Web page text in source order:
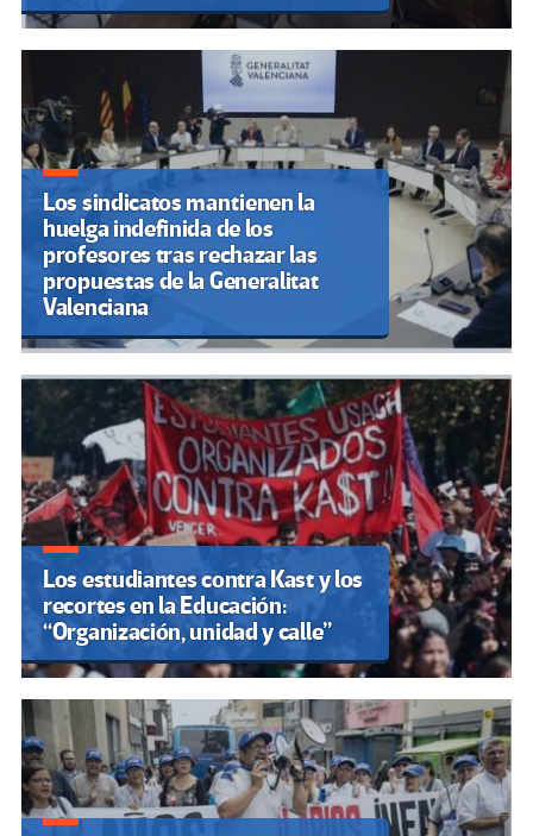
Los sindicatos mantienen la
huelga indefinida de los
profesores tras rechazar las
propuestas de la Generalitat
Valenciana
Los estudiantes contra Kast y los
recortes en la Educación:
“Organización, unidad y calle”